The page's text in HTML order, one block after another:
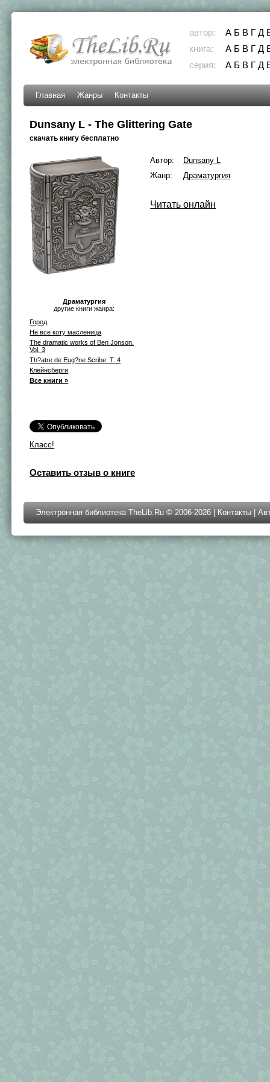
автор: А Б В Г Д
книга:
А Б В Г Д
серия:
А Б В Г Д
Главная Жанры Контакты
Dunsany L - The Glittering Gate
скачать книгу бесплатно
Драматургия
другие книги жанра:
Город
Не все коту масленица
The dramatic works of Ben Jonson.
Vol. 3
Th?atre de Eug?ne Scribe. T. 4
Клейнсберги
Все книги »
Класс!
Автор:
Dunsany L
Жанр:
Драматургия
Читать онлайн
Оставить отзыв о книге
Электронная библиотека TheLib.Ru © 2006-2026 | Контакты |